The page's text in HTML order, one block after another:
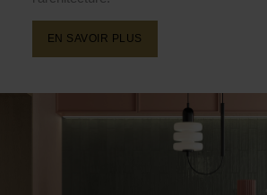
EN SAVOIR PLUS